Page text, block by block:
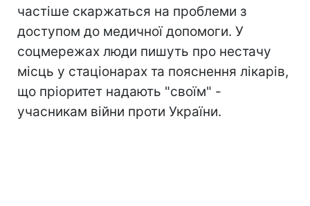
частіше скаржаться на проблеми з
доступом до медичної допомоги. У
соцмережах люди пишуть про нестачу
місць у стаціонарах та пояснення лікарів,
що пріоритет надають "своїм" -
учасникам війни проти України.